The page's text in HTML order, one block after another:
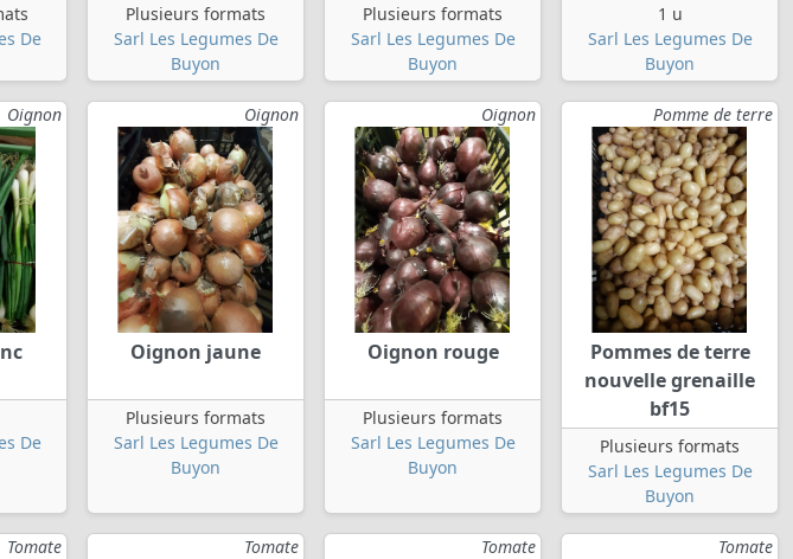
De
Plusieurs formats
Sarl Les Legumes De
Buyon
Plusieurs formats
Sarl Les Legumes De
Buyon
1 u
Sarl Les Legumes De
Buyon
Oignon
De
Oignon
Oignon jaune
Plusieurs formats
Sarl Les Legumes De
Buyon
Oignon
Oignon rouge
Plusieurs formats
Sarl Les Legumes De
Buyon
Pomme de terre
Pommes de terre
nouvelle grenaille
bf15
Plusieurs formats
Sarl Les Legumes De
Buyon
Tomate Tomate Tomate Tomate